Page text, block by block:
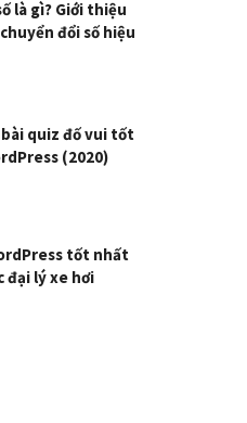
là gì? Giới thiệu
đổi số hiệu
quiz đố vui tốt
(2020)
tốt nhất
đại lý xe hơi